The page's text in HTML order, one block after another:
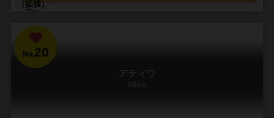
No.20
アティワ
Atiwa